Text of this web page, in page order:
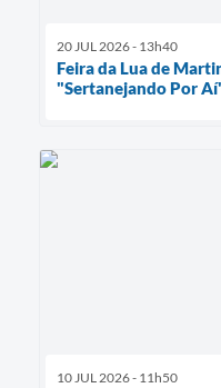
20 JUL 2026 - 13h40
Feira da Lua de
"Sertanejando Por
10 JUL 2026 - 11h50